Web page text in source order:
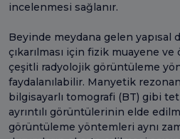
incelenmesi sağlanır.
Beyinde meydana gelen yapısal
çıkarılması için fizik muayene ve
çeşitli radyolojik görüntüleme
faydalanılabilir. Manyetik
bilgisayarlı tomografi (BT) gibi
ayrıntılı görüntülerinin elde
görüntüleme yöntemleri aynı